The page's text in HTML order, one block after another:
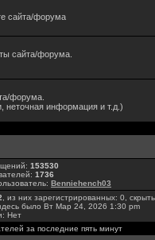
сайта/форума
сайта/форума.
форума.
неточная информация и т.д.)
153530
1736
Benniehench03
, из них зарегистрированных: 0,
было Вт Мар 24, 2026 1:30 pm
Нет
за последние пять минут